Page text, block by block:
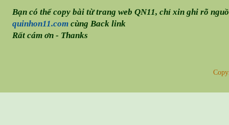
Bạn có thể copy bài từ trang web QN11, chỉ xin ghi rõ
quinhon11.comcùng Back link
Rất cám ơn - Thanks